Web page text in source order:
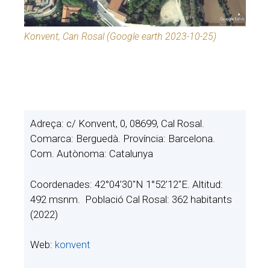
Konvent, Can Rosal (Google earth 2023-10-25)
Adreça: c/ Konvent, 0, 08699, Cal Rosal.
Comarca: Berguedà. Província: Barcelona.
Com. Autònoma: Catalunya
Coordenades: 42°04’30″N 1°52’12″E. Altitud:
492 msnm. Població Cal Rosal: 362 habitants
(2022)
Web: konvent